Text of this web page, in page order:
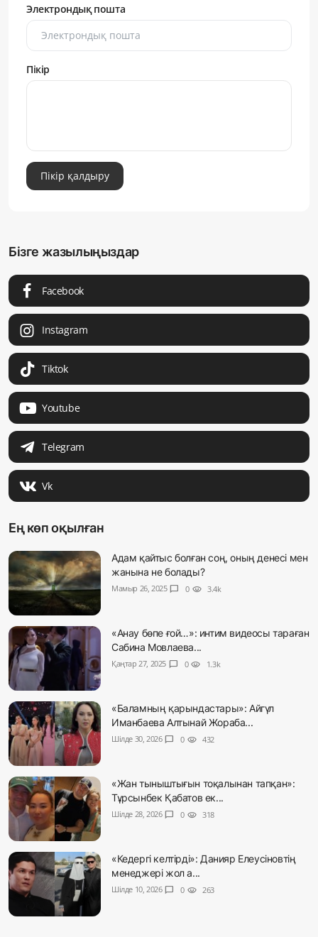
Электрондық пошта
Пікір
Пікір қалдыру
Бізге жазылыңыздар
Facebook
Instagram
Tiktok
Youtube
Telegram
Vk
Ең көп оқылған
Адам қайтыс болған соң, оның денесі мен
жанына не болады?
Мамыр 26, 2025 chat_bubble 0 visibility 3.4k
«Анау бөпе ғой…»: интим видеосы тараған
Сабина Мовлаева...
Қаңтар 27, 2025 chat_bubble 0 visibility 1.3k
«Баламның қарындастары»: Айгүл
Иманбаева Алтынай Жораба...
Шілде 30, 2026 chat_bubble 0 visibility 432
«Жан тыныштығын тоқалынан тапқан»:
Тұрсынбек Қабатов ек...
Шілде 28, 2026 chat_bubble 0 visibility 318
«Кедергі келтірді»: Данияр Елеусіновтің
менеджері жол а...
Шілде 10, 2026 chat_bubble 0 visibility 263